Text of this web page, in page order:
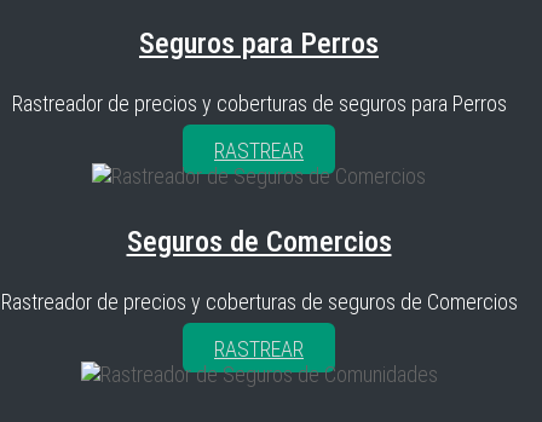
Seguros para Perros
Rastreador de precios y coberturas de seguros para Perros
RASTREAR
Seguros de Comercios
Rastreador de precios y coberturas de seguros de Comercios
RASTREAR